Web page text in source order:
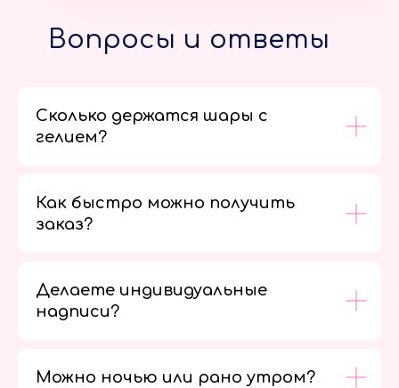
Вопросы и ответы
Сколько держатся шары с
гелием?
Как быстро можно получить
заказ?
Делаете индивидуальные
надписи?
Можно ночью или рано утром?